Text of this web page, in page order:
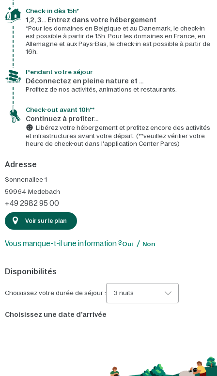
Check-in dès 15h*​
1,2, 3… Entrez dans votre hébergement
*Pour les domaines en Belgique et au Danemark, le check-in
est possible à partir de 15h. Pour les domaines en France, en
Allemagne et aux Pays-Bas, le check-in est possible à partir de
16h.
Pendant votre séjour
Déconnectez en pleine nature et …
Profitez de nos activités, animations et restaurants.
Check-out avant 10h**
Continuez à profiter…
Libérez votre hébergement et profitez encore des activités
et infrastructures avant votre départ. (**veuillez vérifier votre
heure de check-out dans l'application Center Parcs)
Adresse
Sonnenallee 1
59964 Medebach
+49 2982 95 00
Voir sur le plan
Vous manque-t-il une information ?Oui Non
Disponibilités
Choisissez votre durée de séjour : 3 nuits
Choisissez une date d'arrivée